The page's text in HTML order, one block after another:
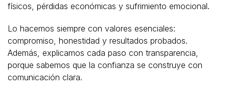
físicos, pérdidas económicas y sufrimiento emocional.
Lo hacemos siempre con valores esenciales:
compromiso, honestidad y resultados probados.
Además, explicamos cada paso con transparencia,
porque sabemos que la confianza se construye con
comunicación clara.